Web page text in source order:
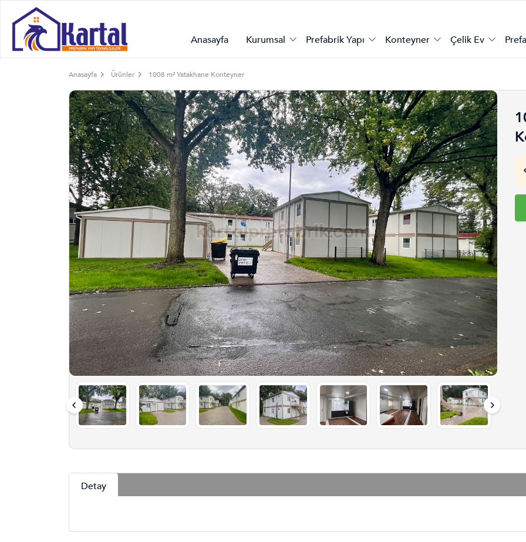
Anasayfa Kurumsal Prefabrik Yapı Konteyner Çelik Ev
Anasayfa Ürünler 1008 m² Yatakhane Konteyner
Detay